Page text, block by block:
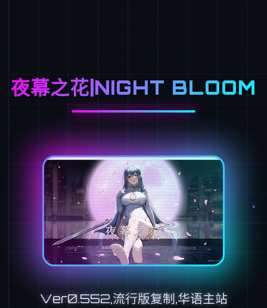
夜幕之花|NIGHT BLOOM
Ver0.552,流行版复制,华语主站